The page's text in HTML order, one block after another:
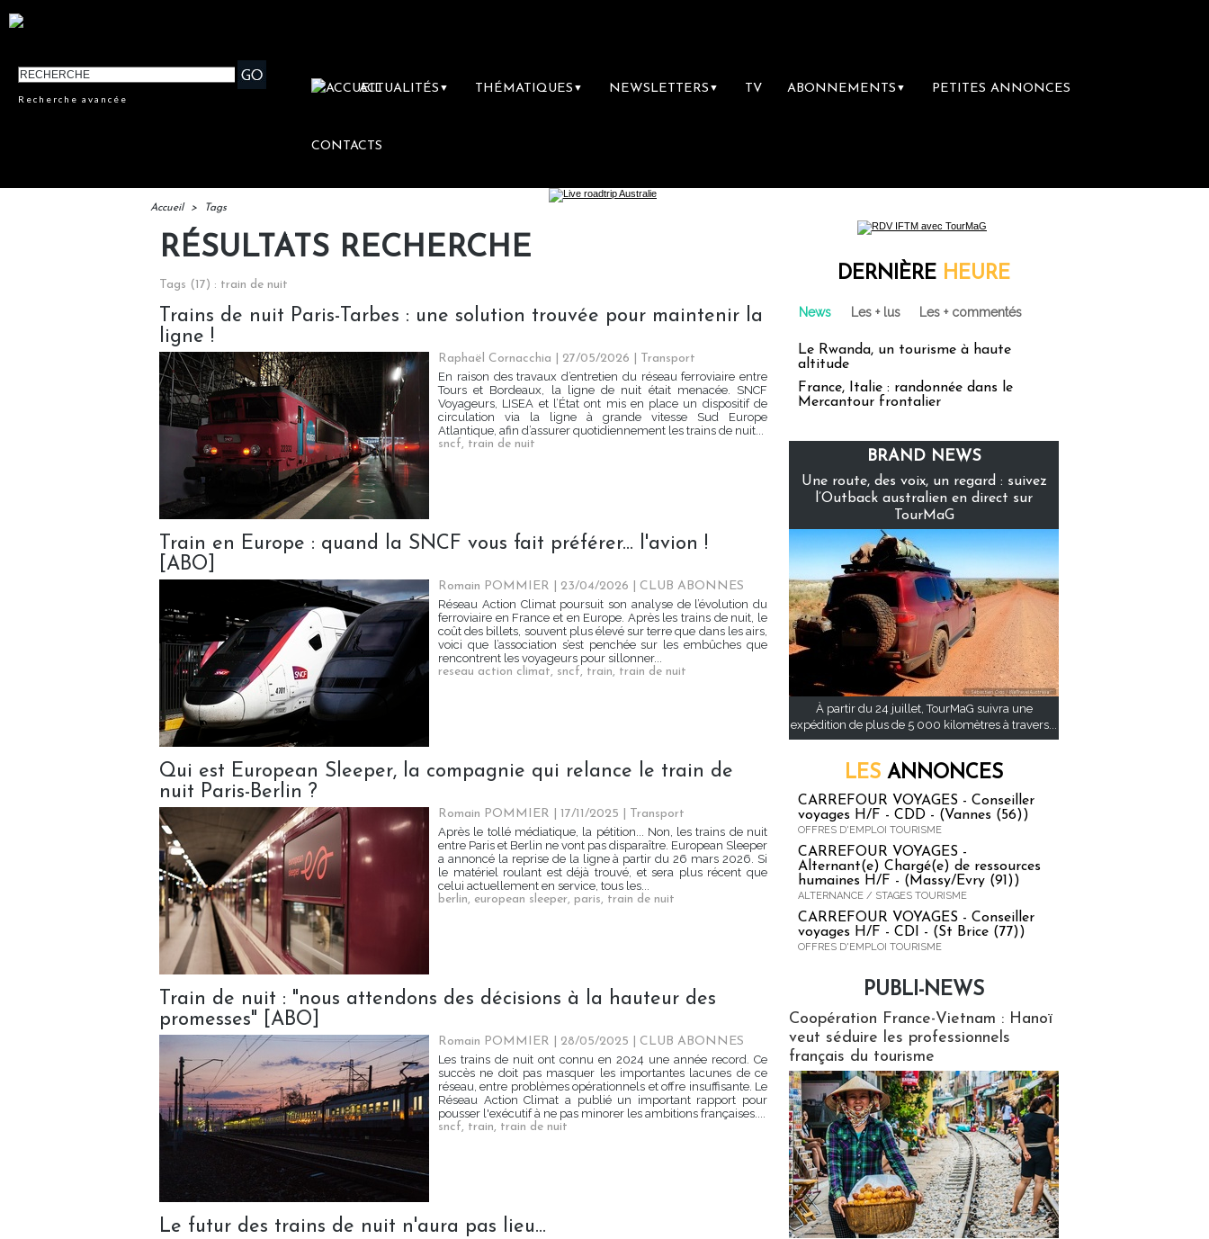
Recherche avancée
ACTUALITÉS ▼ THÉMATIQUES ▼ NEWSLETTERS ▼ TV ABONNEMENTS ▼ PETITES ANNONCES
CONTACTS
Accueil > Tags
RÉSULTATS RECHERCHE
Tags (17) : train de nuit
Trains de nuit Paris-Tarbes : une solution trouvée pour maintenir la
ligne !
Raphaël Cornacchia | 27/05/2026
Transport
En raison des travaux d’entretien du réseau ferroviaire entre
Tours et Bordeaux, la ligne de nuit était menacée. SNCF
Voyageurs, LISEA et l’État ont mis en place un dispositif de
circulation via la ligne à grande vitesse Sud Europe
Atlantique, afin d’assurer quotidiennement les trains de nuit...
sncf, train de nuit
Train en Europe : quand la SNCF vous fait préférer... l'avion !
[ABO]
Romain POMMIER | 23/04/2026
CLUB ABONNES
Réseau Action Climat poursuit son analyse de l’évolution du
ferroviaire en France et en Europe. Après les trains de nuit, le
coût des billets, souvent plus élevé sur terre que dans les airs,
voici que l’association s’est penchée sur les embûches que
rencontrent les voyageurs pour sillonner...
reseau action climat, sncf, train, train de nuit
Qui est European Sleeper, la compagnie qui relance le train de
nuit Paris-Berlin ?
Romain POMMIER | 17/11/2025
Transport
Après le tollé médiatique, la pétition... Non, les trains de nuit
entre Paris et Berlin ne vont pas disparaître. European Sleeper
a annoncé la reprise de la ligne à partir du 26 mars 2026. Si
le matériel roulant est déjà trouvé, et sera plus récent que
celui actuellement en service, tous les...
berlin, european sleeper, paris, train de nuit
Train de nuit : "nous attendons des décisions à la hauteur des
promesses" [ABO]
Romain POMMIER | 28/05/2025
CLUB ABONNES
Les trains de nuit ont connu en 2024 une année record. Ce
succès ne doit pas masquer les importantes lacunes de ce
réseau, entre problèmes opérationnels et offre insuffisante. Le
Réseau Action Climat a publié un important rapport pour
pousser l'exécutif à ne pas minorer les ambitions françaises....
sncf, train, train de nuit
Le futur des trains de nuit n'aura pas lieu...
DERNIÈRE HEURE
News Les + lus Les + commentés
Le Rwanda, un tourisme à haute
altitude
France, Italie : randonnée dans le
Mercantour frontalier
BRAND NEWS
Une route, des voix, un regard : suivez
l’Outback australien en direct sur
TourMaG
À partir du 24 juillet, TourMaG suivra une
expédition de plus de 5 000 kilomètres à travers...
LES ANNONCES
CARREFOUR VOYAGES - Conseiller
voyages H/F - CDD - (Vannes (56))
OFFRES D'EMPLOI TOURISME
CARREFOUR VOYAGES -
Alternant(e) Chargé(e) de ressources
humaines H/F - (Massy/Evry (91))
ALTERNANCE / STAGES TOURISME
CARREFOUR VOYAGES - Conseiller
voyages H/F - CDI - (St Brice (77))
OFFRES D'EMPLOI TOURISME
PUBLI-NEWS
Coopération France-Vietnam : Hanoï
veut séduire les professionnels
français du tourisme